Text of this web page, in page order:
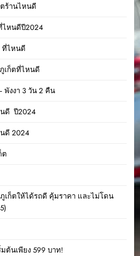
ร้านไหนดี
ไหนดีปี2024
ที่ไหนดี
เก็ตที่ไหนดี
พังงา 3 วัน 2 คืน
นดี ปี2024
ดี 2024
ต
เก็ตให้ได้รถดี คุ้มราคา และไม่โดน
ต้นเพียง 599 บาท!